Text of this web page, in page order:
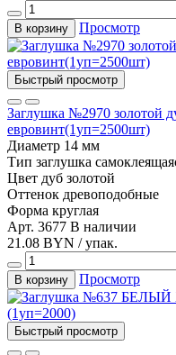
В корзину Просмотр
Быстрый просмотр
Заглушка №2970 золотой
евровинт(1уп=2500шт)
Диаметр 14 мм
Тип заглушка
Цвет дуб золотой
Оттенок древоподобные
Форма круглая
Арт. 3677 В наличии
21.08 BYN / упак.
В корзину Просмотр
Быстрый просмотр